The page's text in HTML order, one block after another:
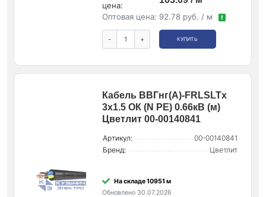
цена:
Оптовая цена: 92.78 руб. / м !
- + КУПИТЬ
Кабель ВВГнг(А)-FRLSLTx
3х1.5 ОК (N PE) 0.66кВ (м)
Цветлит 00-00140841
Артикул:
00-00140841
Бренд:
Цветлит
На складе 10951 м
Обновлено 30.07.2026